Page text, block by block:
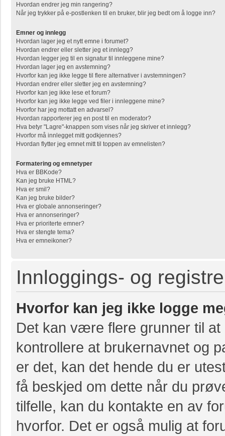
Hvordan endrer jeg min rangering?
Når jeg trykker på e-postlenken til en bruker, blir jeg bedt om å logge inn?
Emner og innlegg
Hvordan lager jeg et nytt emne i forumet?
Hvordan endrer eller sletter jeg et innlegg?
Hvordan legger jeg til en signatur til innleggene mine?
Hvordan lager jeg en avstemning?
Hvorfor kan jeg ikke legge til flere alternativer i avstemningen?
Hvordan endrer eller sletter jeg en avstemning?
Hvorfor kan jeg ikke lese et forum?
Hvorfor kan jeg ikke legge ved filer i innleggene mine?
Hvorfor har jeg mottatt en advarsel?
Hvordan rapporterer jeg en post til en moderator?
Hva betyr "Lagre"-knappen som vises når jeg skriver et innlegg?
Hvorfor må innlegget mitt godkjennes?
Hvordan flytter jeg emnet mitt til toppen av emnelisten?
Formatering og emnetyper
Hva er BBKode?
Kan jeg bruke HTML?
Hva er smil?
Kan jeg bruke bilder?
Hva er globale annonseringer?
Hva er annonseringer?
Hva er prioriterte emner?
Hva er stengte tema?
Hva er emneikoner?
Innloggings- og
Hvorfor kan jeg ikke logge
Det kan være flere grunner til
kontrollere at brukernavnet og
er det, kan det hende du er
få beskjed om dette når du
tilfelle, kan du kontakte en av
hvorfor. Det er også mulig at